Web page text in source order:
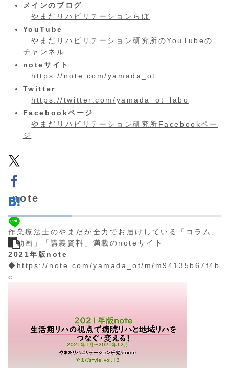
メインのブログ
やまだリハビリテーションらぼ
YouTube
やまだリハビリテーション研究所のYouTubeの
チャンネル
noteサイト
https://note.com/yamada_ot
Twitter
https://twitter.com/yamada_ot_labo
Facebookページ
やまだリハビリテーション研究所Facebookペー
ジ
note
作業療法士のやまだが全力でお届けしている「コラム」
「動画」「講義資料」満載のnoteサイト
2021年版note
◆ https://note.com/yamada_ot/m/m94135b67f4b
c